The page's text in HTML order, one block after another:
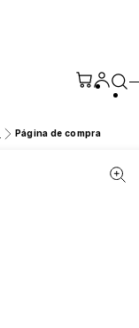
Página de compra